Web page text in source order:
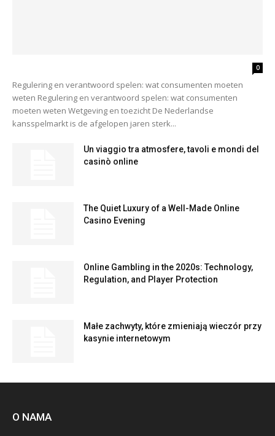
0
Regulering en verantwoord spelen: wat consumenten moeten
weten Regulering en verantwoord spelen: wat consumenten
moeten weten Wetgeving en toezicht De Nederlandse
kansspelmarkt is de afgelopen jaren sterk...
Un viaggio tra atmosfere, tavoli e mondi del
casinò online
The Quiet Luxury of a Well-Made Online
Casino Evening
Online Gambling in the 2020s: Technology,
Regulation, and Player Protection
Małe zachwyty, które zmieniają wieczór przy
kasynie internetowym
O NAMA